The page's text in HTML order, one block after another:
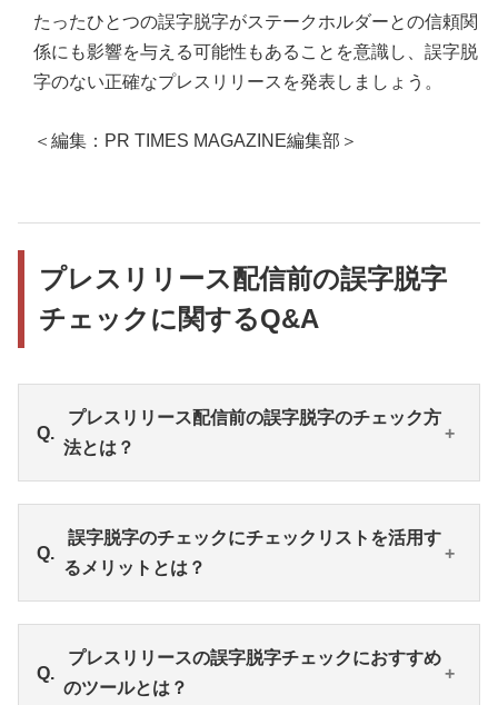
たったひとつの誤字脱字がステークホルダーとの信頼関
係にも影響を与える可能性もあることを意識し、誤字脱
字のない正確なプレスリリースを発表しましょう。
＜編集：PR TIMES MAGAZINE編集部＞
プレスリリース配信前の誤字脱字
チェックに関するQ&A
プレスリリース配信前の誤字脱字のチェック方
法とは？
ンを設定しチェックリストに沿って確認する、②意
味合いと誤字脱字は分けてチェックする、③文節に
区切ってチェックする、④数字はひとつずつ読み上
いがないか確認する、⑥ダブルチェックを実施す
る、⑦校正ツールを使う、などの方法で誤字脱字の
誤字脱字のチェックにチェックリストを活用す
るメリットとは？
構成や書き方などの項目も加えておくと、誤字脱字
チェックと同時に文書全体の確認が行えます。ま
プレスリリースの誤字脱字チェックにおすすめ
のツールとは？